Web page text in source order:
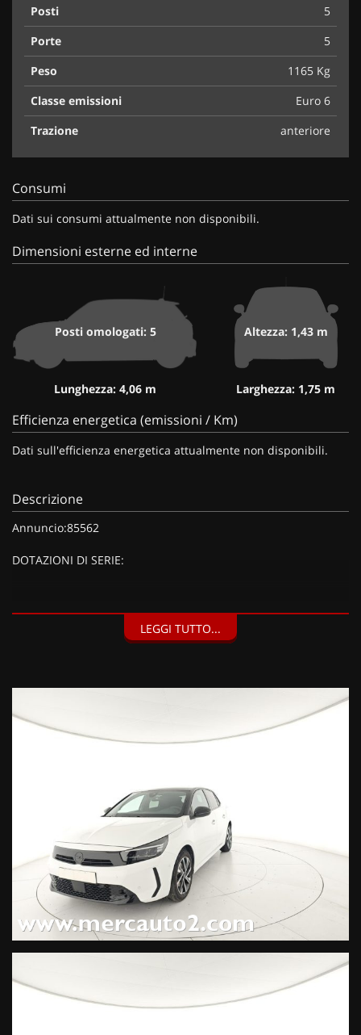
Posti
5
Porte
5
Peso
1165 Kg
Classe emissioni
Euro 6
Trazione
anteriore
Consumi
Dati sui consumi attualmente non disponibili.
Dimensioni esterne ed interne
Posti omologati: 5
Lunghezza: 4,06 m
Altezza: 1,43 m
Larghezza: 1,75 m
Efficienza energetica (emissioni / Km)
Dati sull'efficienza energetica attualmente non disponibili.
Descrizione
Annuncio:85562
DOTAZIONI DI SERIE:
LEGGI TUTTO...